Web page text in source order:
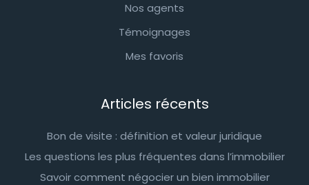
Nos agents
Témoignages
Mes favoris
Articles récents
Bon de visite : définition et valeur juridique
Les questions les plus fréquentes dans l’immobilier
Savoir comment négocier un bien immobilier